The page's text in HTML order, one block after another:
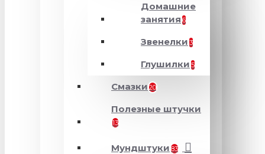
Домашние
занятия 6
Звенелки 3
Глушилки 5
Смазки 20
Полезные штучки
13
Мундштуки 83